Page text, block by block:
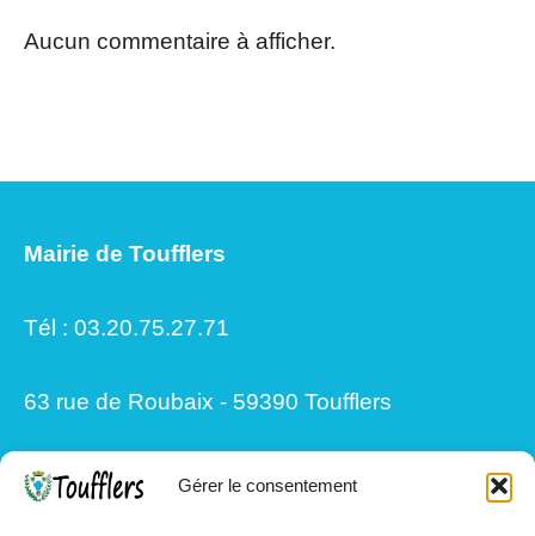
Gérer le consentement
Aucun commentaire à afficher.
Mairie de Toufflers
Tél : 03.20.75.27.71
63 rue de Roubaix - 59390 Toufflers